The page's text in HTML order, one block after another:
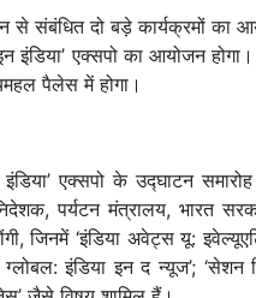
से संबंधित दो बड़े कार्यक्रमों
इंडिया’ एक्सपो का आयोजन
पैलेस में होगा।
एक्सपो के उद्घाटन
पर्यटन मंत्रालय, भारत
जिनमें ‘इंडिया अवेट्स यू:
इंडिया इन द न्यूज’; ‘सेशन